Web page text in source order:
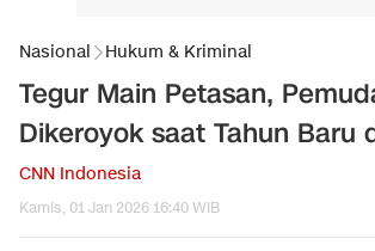
Nasional Hukum & Kriminal
Tegur Main Petasan,
Dikeroyok saat Tahun Baru
CNN Indonesia
Kamis, 01 Jan 2026 16:40 WIB